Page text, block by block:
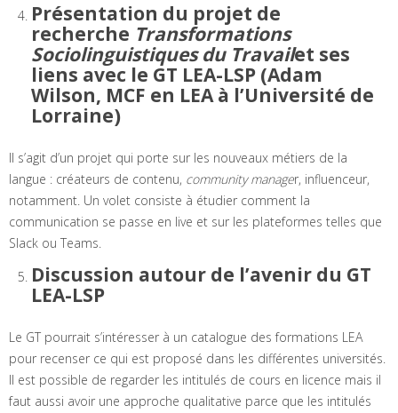
Présentation du projet de
recherche Transformations
Sociolinguistiques du Travailet ses
liens avec le GT LEA-LSP (Adam
Wilson, MCF en LEA à l’Université de
Lorraine)
Il s’agit d’un projet qui porte sur les nouveaux métiers de la
langue : créateurs de contenu, community manager, influenceur,
notamment. Un volet consiste à étudier comment la
communication se passe en live et sur les plateformes telles que
Slack ou Teams.
Discussion autour de l’avenir du GT
LEA-LSP
Le GT pourrait s’intéresser à un catalogue des formations LEA
pour recenser ce qui est proposé dans les différentes universités.
Il est possible de regarder les intitulés de cours en licence mais il
faut aussi avoir une approche qualitative parce que les intitulés